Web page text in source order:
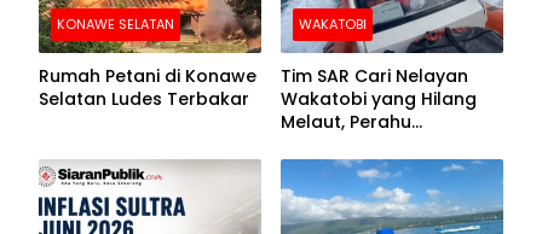
KONAWE SELATAN
Rumah Petani di Konawe
Selatan Ludes Terbakar
WAKATOBI
Tim SAR Cari Nelayan
Wakatobi yang Hilang
Melaut, Perahu
Kemasukan Air